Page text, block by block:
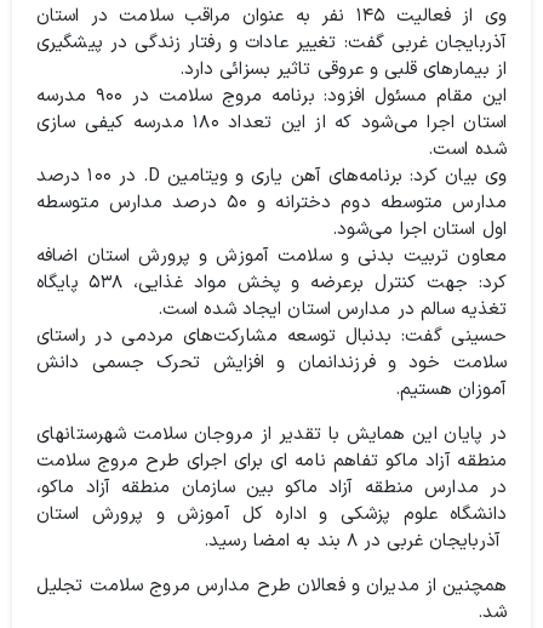
وی از فعالیت ۱۴۵ نفر به عنوان مراقب سلامت در استان
آذربایجان غربی گفت: تغییر عادات و رفتار زندگی در پیشگیری
از بیمار‌های قلبی و عروقی تاثیر بسزائی دارد.
این مقام مسئول افزود: برنامه مروج سلامت در ۹۰۰ مدرسه
استان اجرا می‌شود که از این تعداد ۱۸۰ مدرسه کیفی سازی
شده است.
وی بیان کرد: برنامه‌های آهن یاری و ویتامین D. در ۱۰۰ درصد
مدارس متوسطه دوم دخترانه و ۵۰ درصد مدارس متوسطه
اول استان اجرا می‌شود.
معاون تربیت بدنی و سلامت آموزش و پرورش استان اضافه
کرد: جهت کنترل برعرضه و پخش مواد غذایی، ۵۳۸ پایگاه
تغذیه سالم در مدارس استان ایجاد شده است.
حسینی گفت: بدنبال توسعه مشارکت‌های مردمی در راستای
سلامت خود و فرزندانمان و افزایش تحرک جسمی دانش
آموزان هستیم.
در پایان این همایش با تقدیر از مروجان سلامت شهرستانهای
منطقه آزاد ماکو تفاهم نامه ای برای اجرای طرح مروج سلامت
در مدارس منطقه آزاد ماکو بین سازمان منطقه آزاد ماکو،
دانشگاه علوم پزشکی و اداره کل آموزش و پرورش استان
آذربایجان غربی در ۸ بند به امضا رسید.
همچنین از مدیران و فعالان طرح مدارس مروج سلامت تجلیل
شد.